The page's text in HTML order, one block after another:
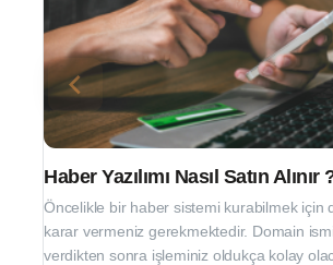
Haber Yazılımı Nasıl Satın Alınır
Öncelikle bir haber sistemi kurabilmek için
karar vermeniz gerekmektedir. Domain
verdikten sonra işleminiz oldukça kolay